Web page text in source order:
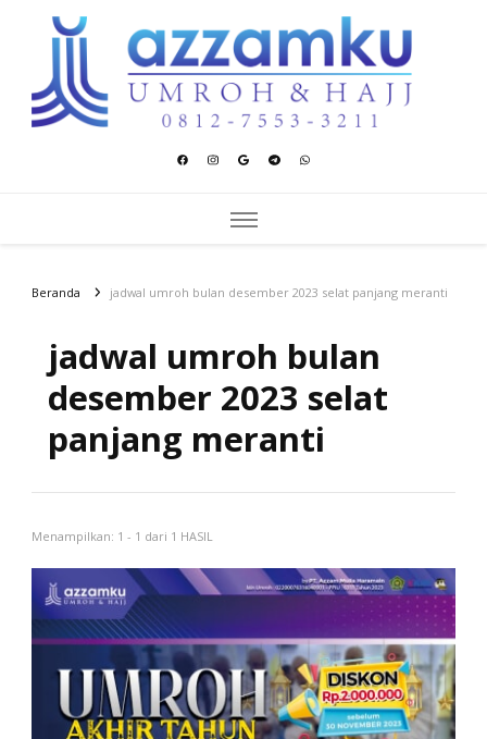
Azzamku Umroh dan Hajj
Beranda jadwal umroh bulan desember 2023 selat panjang meranti
jadwal umroh bulan
desember 2023 selat
panjang meranti
Menampilkan: 1 - 1 dari 1 HASIL